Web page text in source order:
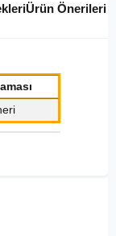
Ürün Önerileri